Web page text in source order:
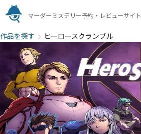
マーダーミステリー予約・レビューサイト
作品を探す ヒーロースクランブル